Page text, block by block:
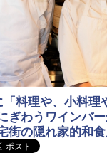
料理や、小料理
ぎわうワインバー
街の隠れ家的和